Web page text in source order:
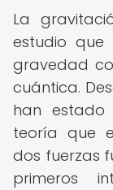
La
estudio
gravedad
cuántica.
han estado
teoría que
dos fuerzas
primeros